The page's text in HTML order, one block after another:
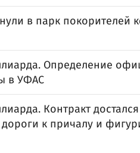
в парк покорителей
Определение
в УФАС
Контракт
к причалу и